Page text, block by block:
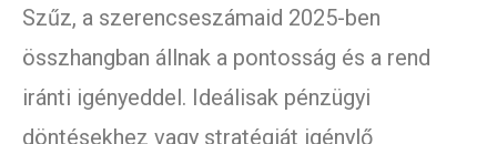
Szűz, a szerencseszámaid 2025-ben
összhangban állnak a pontosság és a rend
iránti igényeddel. Ideálisak pénzügyi
döntésekhez vagy stratégiát igénylő